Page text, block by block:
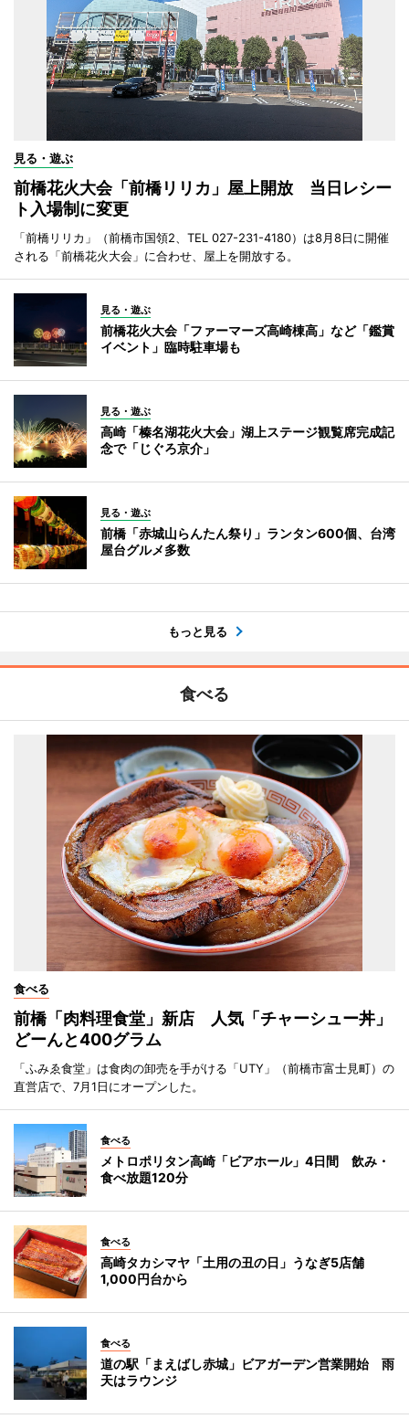
見る・遊ぶ
前橋花火大会「前橋リリカ」屋上開放 当日レシー
ト入場制に変更
「前橋リリカ」（前橋市国領2、TEL 027-231-4180）は8月8日に開催
される「前橋花火大会」に合わせ、屋上を開放する。
見る・遊ぶ
前橋花火大会「ファーマーズ高崎棟高」など「鑑賞
イベント」臨時駐車場も
見る・遊ぶ
高崎「榛名湖花火大会」湖上ステージ観覧席完成記
念で「じぐろ京介」
見る・遊ぶ
前橋「赤城山らんたん祭り」ランタン600個、台湾
屋台グルメ多数
もっと見る
食べる
食べる
前橋「肉料理食堂」新店 人気「チャーシュー丼」
どーんと400グラム
「ふみゑ食堂」は食肉の卸売を手がける「UTY」（前橋市富士見町）の
直営店で、7月1日にオープンした。
食べる
メトロポリタン高崎「ビアホール」4日間 飲み・
食べ放題120分
食べる
高崎タカシマヤ「土用の丑の日」うなぎ5店舗
1,000円台から
食べる
道の駅「まえばし赤城」ビアガーデン営業開始 雨
天はラウンジ